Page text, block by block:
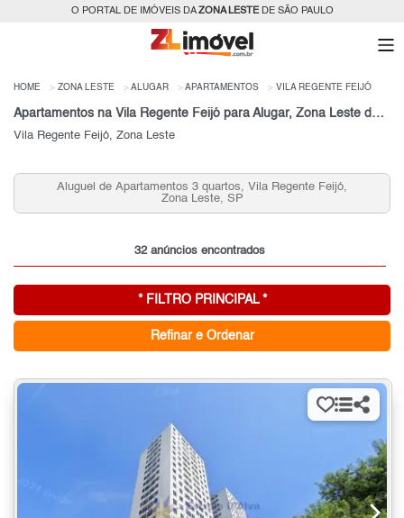
O PORTAL DE IMÓVEIS DAZONA LESTEDE SÃO PAULO
HOME ZONA LESTE ALUGAR APARTAMENTOS VILA REGENTE FEIJÓ
Apartamentos na Vila Regente Feijó para Alugar, Zona Leste de São Paulo, SP
Vila Regente Feijó, Zona Leste
Aluguel de Apartamentos 3 quartos, Vila Regente Feijó,
Zona Leste, SP
32 anúncios encontrados
* FILTRO PRINCIPAL *
Refinar e Ordenar